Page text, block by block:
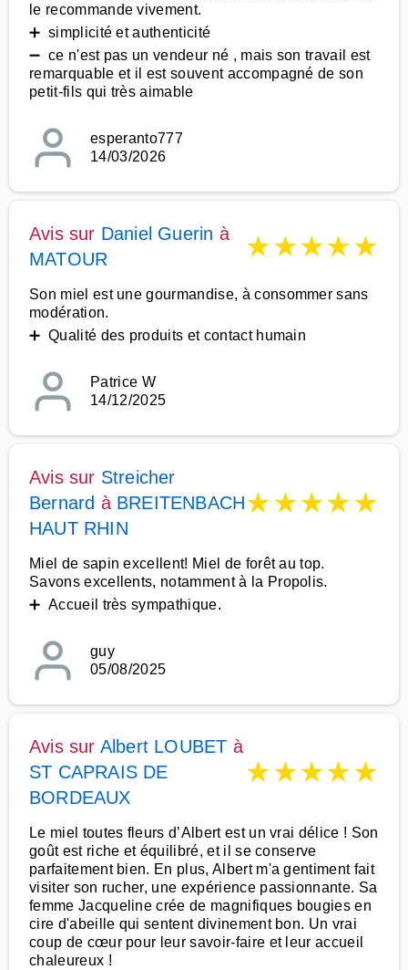
le recommande vivement.
➕ simplicité et authenticité
➖ ce n'est pas un vendeur né , mais son travail est
remarquable et il est souvent accompagné de son
petit-fils qui très aimable
esperanto777
14/03/2026
Avis sur Daniel Guerin à
MATOUR
★★★★★
Son miel est une gourmandise, à consommer sans
modération.
➕ Qualité des produits et contact humain
Patrice W
14/12/2025
Avis sur Streicher
Bernard à BREITENBACH
HAUT RHIN
★★★★★
Miel de sapin excellent! Miel de forêt au top.
Savons excellents, notamment à la Propolis.
➕ Accueil très sympathique.
guy
05/08/2025
Avis sur Albert LOUBET à
ST CAPRAIS DE
BORDEAUX
★★★★★
Le miel toutes fleurs d’Albert est un vrai délice ! Son
goût est riche et équilibré, et il se conserve
parfaitement bien. En plus, Albert m'a gentiment fait
visiter son rucher, une expérience passionnante. Sa
femme Jacqueline crée de magnifiques bougies en
cire d'abeille qui sentent divinement bon. Un vrai
coup de cœur pour leur savoir-faire et leur accueil
chaleureux !